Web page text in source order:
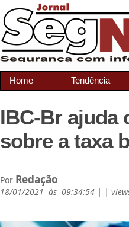
Home Tendência
IBC-Br ajuda
sobre a taxa
Por Redação
18/01/2021 às 09:34:54 | |